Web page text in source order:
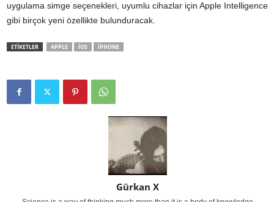
uygulama simge seçenekleri, uyumlu cihazlar için Apple Intelligence
gibi birçok yeni özellikte bulunduracak.
ETİKETLER APPLE IOS IPHONE
Gürkan X